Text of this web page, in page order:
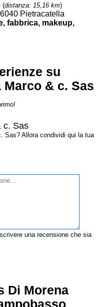
(distanza: 15,16 km)
Pietracatella
fabbrica, makeup,
su
& c. Sas
c. Sas
Sas? Allora condividi qui la tua
una recensione che sia
Di Morena